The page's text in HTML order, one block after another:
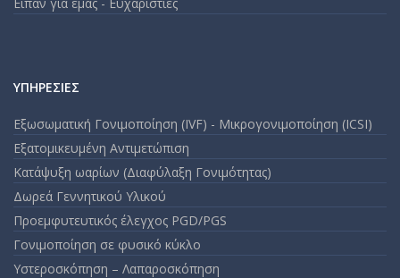
ΥΠΗΡΕΣΊΕΣ
Εξωσωματική Γονιμοποίηση (IVF) - Μικρογονιμοποίηση (ICSI)
Εξατομικευμένη Αντιμετώπιση
Κατάψυξη ωαρίων (Διαφύλαξη Γονιμότητας)
Δωρεά Γεννητικού Υλικού
Προεμφυτευτικός έλεγχος PGD/PGS
Γονιμοποίηση σε φυσικό κύκλο
Υστεροσκόπηση – Λαπαροσκόπηση